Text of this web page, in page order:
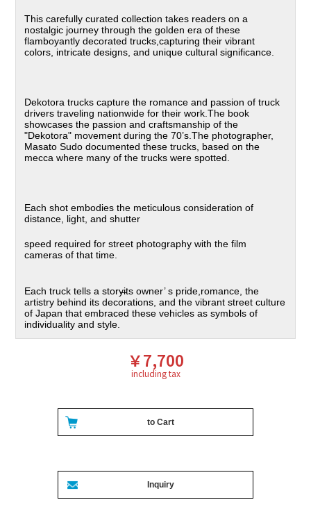
This carefully curated collection takes readers on a
nostalgic journey through the golden era of these
flamboyantly decorated trucks,capturing their vibrant
colors, intricate designs, and unique cultural significance.
Dekotora trucks capture the romance and passion of truck
drivers traveling nationwide for their work.The book
showcases the passion and craftsmanship of the
"Dekotora" movement during the 70’s.The photographer,
Masato Sudo documented these trucks, based on the
mecca where many of the trucks were spotted.
Each shot embodies the meticulous consideration of
distance, light, and shutter
speed required for street photography with the film
cameras of that time.
Each truck tells a story̶its owner’ s pride,romance, the
artistry behind its decorations, and the vibrant street culture
of Japan that embraced these vehicles as symbols of
individuality and style.
￥7,700
including tax